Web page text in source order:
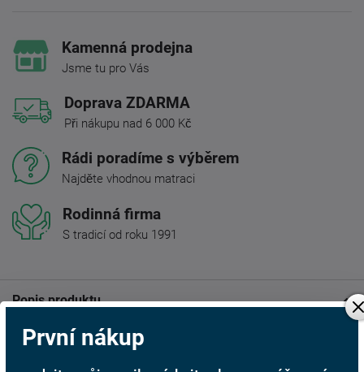
Kamenná prodejna
Jsme tu pro Vás
Doprava ZDARMA
Při nákupu nad 6 000 Kč
Rádi poradíme s výběrem
Najděte vhodnou matraci
Rodinná firma
S tradicí od roku 1991
Popis produktu
Čalouněná postel TOKIO
První nákup